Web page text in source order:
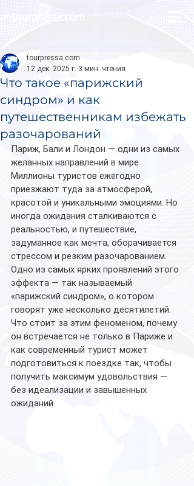
Что такое «парижский
синдром» и как
путешественникам избежать
разочарований
tourpressa.com
12 дек. 2025 г. 3 мин. чтения
Париж, Бали и Лондон — одни из самых
желанных направлений в мире.
Миллионы туристов ежегодно
приезжают туда за атмосферой,
красотой и уникальными эмоциями. Но
иногда ожидания сталкиваются с
реальностью, и путешествие,
задуманное как мечта, оборачивается
стрессом и резким разочарованием.
Одно из самых ярких проявлений этого
эффекта — так называемый
«парижский синдром», о котором
говорят уже несколько десятилетий.
Что стоит за этим феноменом, почему
он встречается не только в Париже и
как современный турист может
подготовиться к поездке так, чтобы
получить максимум удовольствия —
без идеализации и завышенных
ожиданий.